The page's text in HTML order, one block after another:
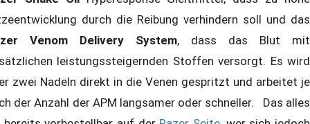
durch die Reibung verhindern soll und das
Venom Delivery System, dass das Blut mit
leistungssteigernden Stoffen versorgt. Es wird
zwei Nadeln direkt in die Venen gespritzt und arbeitet je
der Anzahl der APM langsamer oder schneller. Das alles